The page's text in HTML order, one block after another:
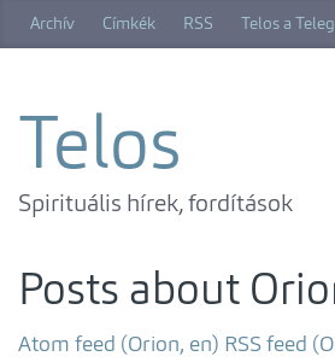
Archív Címkék RSS Telos a
Telos
Spirituális hírek, fordítások
Posts about
Atom feed (Orion, en) RSS feed